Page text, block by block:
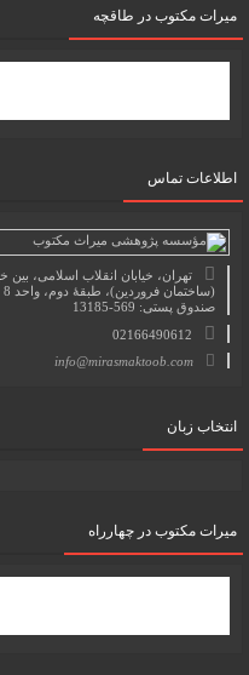
میرات مکتوب در طاقچه
اطلاعات تماس
صندوق پستی: 569-13185
02166490612
info@mirasmaktoob.com
انتخاب زبان
میرات مکتوب در چهارراه